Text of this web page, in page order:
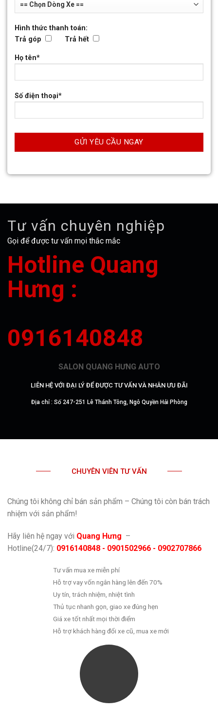
Hình thức thanh toán:
Trả góp
Trả hết
Họ tên*
Số điện thoại*
Tư vấn chuyên nghiệp
Gọi để được tư vấn mọi thắc mắc
Hotline Quang
Hưng :
0916140848
SALON QUANG HƯNG AUTO
LIÊN HỆ VỚI ĐẠI LÝ ĐỂ ĐƯỢC TƯ VẤN VÀ NHÂN ƯU ĐÃI
Địa chỉ : Số 247-251 Lê Thánh Tông, Ngô Quyền Hải Phòng
CHUYÊN VIÊN TƯ VẤN
Chúng tôi không chỉ bán sản phẩm – Chúng tôi còn bán trách
nhiệm với sản phẩm!
Hãy liên hệ ngay với Quang Hưng –
Hotline(24/7): 0916140848 - 0901502966 - 0902707866
Tư vấn mua xe miễn phí
Hỗ trợ vay vốn ngân hàng lên đến 70%
Uy tín, trách nhiệm, nhiệt tình
Thủ tục nhanh gọn, giao xe đúng hẹn
Giá xe tốt nhất mọi thời điểm
Hỗ trợ khách hàng đổi xe cũ, mua xe mới